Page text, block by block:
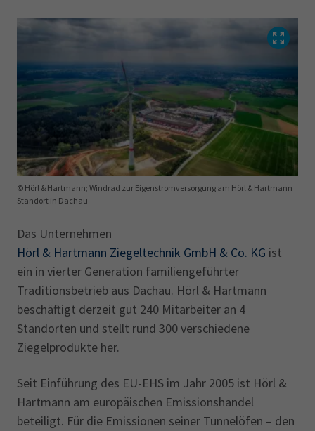
©‎ Hörl & Hartmann; Windrad zur Eigenstromversorgung am Hörl & Hartmann
Standort in Dachau
Das Unternehmen
Hörl & Hartmann Ziegeltechnik GmbH & Co. KG ist
ein in vierter Generation familiengeführter
Traditionsbetrieb aus Dachau. Hörl & Hartmann
beschäftigt derzeit gut 240 Mitarbeiter an 4
Standorten und stellt rund 300 verschiedene
Ziegelprodukte her.
Seit Einführung des EU-EHS im Jahr 2005 ist Hörl &
Hartmann am europäischen Emissionshandel
beteiligt. Für die Emissionen seiner Tunnelöfen – den